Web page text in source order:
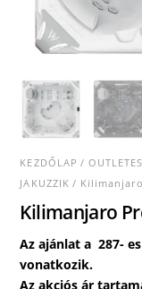
KEZDŐLAP /
JAKUZZIK /
Kilimanjaro
Az ajánlat a 287-
vonatkozik.
Az akciós ár